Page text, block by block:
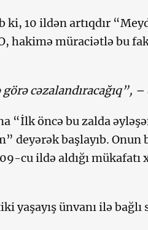
10 ildən artıqdır
hakimə müraciətlə bu
cəzalandıracağıq”, –
“İlk öncə bu zalda
deyərək başlayıb. Onun
cu ildə aldığı
yaşayış ünvanı ilə bağlı